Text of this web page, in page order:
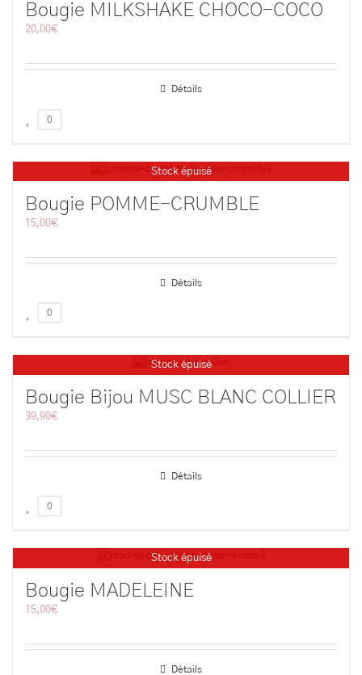
Bougie MILKSHAKE CHOCO-COCO
20,00€
Détails
0
Stock épuisé
Bougie POMME-CRUMBLE
15,00€
Détails
0
Stock épuisé
Bougie Bijou MUSC BLANC COLLIER
39,90€
Détails
0
Stock épuisé
Bougie MADELEINE
15,00€
Détails